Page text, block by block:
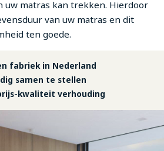
uw matras kan trekken. Hierdoor
van uw matras en dit
ten goede.
fabriek in Nederland
samen te stellen
kwaliteit verhouding